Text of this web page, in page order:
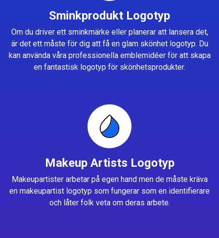
Sminkprodukt Logotyp
Om du driver ett sminkmärke eller planerar att lansera det,
är det ett måste för dig att få en glam skönhet logotyp. Du
kan använda våra professionella emblemidéer för att skapa
en fantastisk logotyp för skönhetsprodukter.
Makeup Artists Logotyp
Makeupartister arbetar på egen hand men de måste kräva
en makeupartist logotyp som fungerar som en identifierare
och låter folk veta om deras arbete.